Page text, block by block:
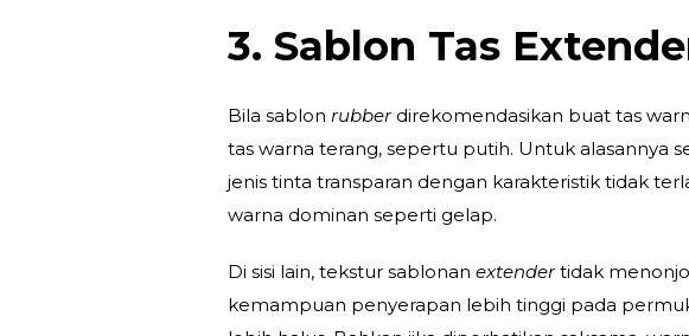
3. Sablon Tas
Bila sablon rubber direkomendasikan buat tas
tas warna terang, sepertu putih. Untuk alasannya
jenis tinta transparan dengan karakteristik tidak
warna dominan seperti gelap.
Di sisi lain, tekstur sablonanextendertidak
kemampuan penyerapan lebih tinggi pada